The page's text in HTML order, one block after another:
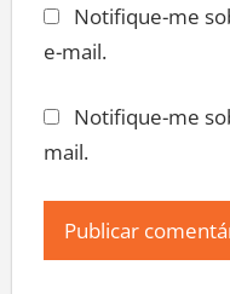
Notifique-me
e-mail.
Notifique-me
mail.